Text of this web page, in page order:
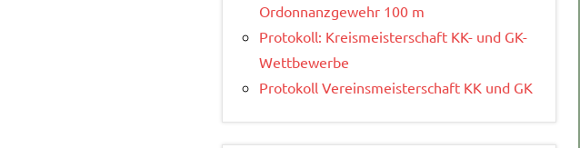
Ordonnanzgewehr 100 m
Protokoll: Kreismeisterschaft KK- und GK-
Wettbewerbe
Protokoll Vereinsmeisterschaft KK und GK